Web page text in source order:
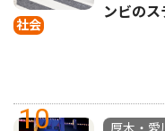
社会
ンビの
10